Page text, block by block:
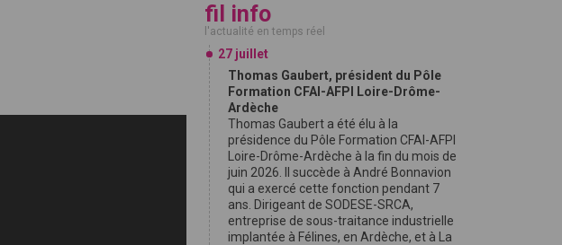
fil info
l'actualité en temps réel
27 juillet
Thomas Gaubert, président du Pôle
Formation CFAI-AFPI Loire-Drôme-
Ardèche
Thomas Gaubert a été élu à la
présidence du Pôle Formation CFAI-AFPI
Loire-Drôme-Ardèche à la fin du mois de
juin 2026. Il succède à André Bonnavion
qui a exercé cette fonction pendant 7
ans. Dirigeant de SODESE-SRCA,
entreprise de sous-traitance industrielle
implantée à Félines, en Ardèche, et à La